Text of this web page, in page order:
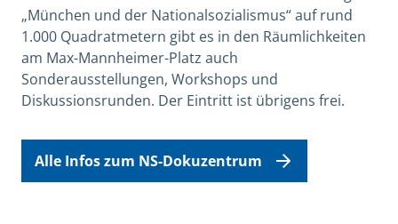
„München und der Nationalsozialismus“ auf rund
1.000 Quadratmetern gibt es in den Räumlichkeiten
am Max-Mannheimer-Platz auch
Sonderausstellungen, Workshops und
Diskussionsrunden. Der Eintritt ist übrigens frei.
Alle Infos zum NS-Dokuzentrum